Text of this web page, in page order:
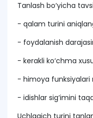
Tanlash bo‘yicha
- qalam turini
- foydalanish
- kerakli ko‘chma
- himoya funksiyalari
- idishlar sig‘imini
Uchlagich turini